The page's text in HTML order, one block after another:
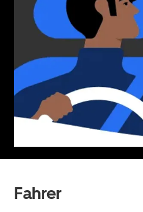
Fahrer